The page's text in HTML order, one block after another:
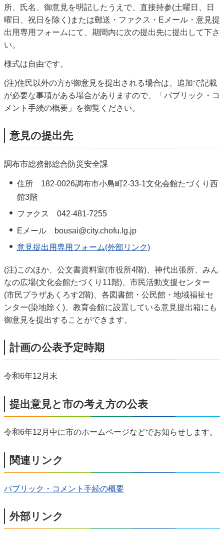
所、氏名、御意見を明記したうえで、直接持参(土曜日、日
曜日、祝日を除く)または郵送・ファクス・Eメール・意見提
出用専用フォームにて、期間内に次の提出先に提出して下さ
い。
様式は自由です。
(注)住民以外の方が御意見を提出される場合は、追加で記載
が必要な事項がある場合がありますので、「パブリック・コ
メント手続の概要」を御覧ください。
意見の提出先
調布市総務部総合防災安全課
住所 182-0026調布市小島町2-33-1文化会館たづくり西
館3階
ファクス 042-481-7255
Eメール bousai@city.chofu.lg.jp
意見提出用専用フォーム(外部リンク)
(注)このほか、公文書資料室(市役所4階)、神代出張所、みん
なの広場(文化会館たづくり11階)、市民活動支援センター
(市民プラザあくろす2階)、各図書館・公民館・地域福祉セ
ンター(染地除く)、教育会館に設置している意見提出箱にも
御意見を提出することができます。
計画の公表予定時期
令和6年12月末
提出意見と市の考え方の公表
令和6年12月中に市のホームページなどでお知らせします。
関連リンク
パブリック・コメント手続の概要
外部リンク